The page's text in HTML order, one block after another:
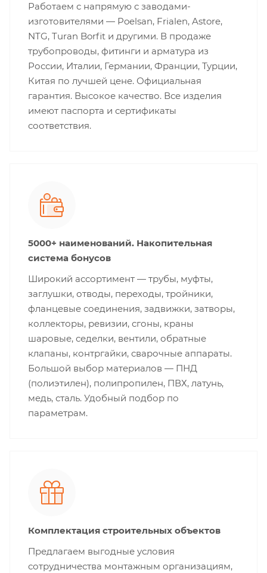
Работаем с напрямую с заводами-
изготовителями — Poelsan, Frialen, Astore,
NTG, Turan Borfit и другими. В продаже
трубопроводы, фитинги и арматура из
России, Италии, Германии, Франции, Турции,
Китая по лучшей цене. Официальная
гарантия. Высокое качество. Все изделия
имеют паспорта и сертификаты
соответствия.
5000+ наименований. Накопительная
система бонусов
Широкий ассортимент — трубы, муфты,
заглушки, отводы, переходы, тройники,
фланцевые соединения, задвижки, затворы,
коллекторы, ревизии, сгоны, краны
шаровые, седелки, вентили, обратные
клапаны, контргайки, сварочные аппараты.
Большой выбор материалов — ПНД
(полиэтилен), полипропилен, ПВХ, латунь,
медь, сталь. Удобный подбор по
параметрам.
Комплектация строительных объектов
Предлагаем выгодные условия
сотрудничества монтажным организациям,